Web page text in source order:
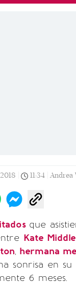
11:34 Andrea
que
Kate
, hermana
sonrisa en
6 meses.